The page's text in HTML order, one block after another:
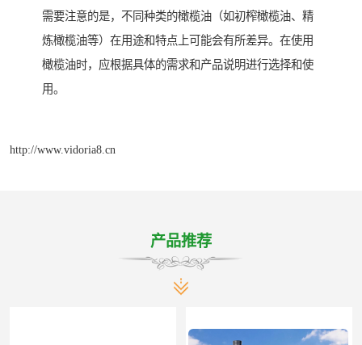
需要注意的是，不同种类的橄榄油（如初榨橄榄油、精
炼橄榄油等）在用途和特点上可能会有所差异。在使用
橄榄油时，应根据具体的需求和产品说明进行选择和使
用。
http://www.vidoria8.cn
产品推荐